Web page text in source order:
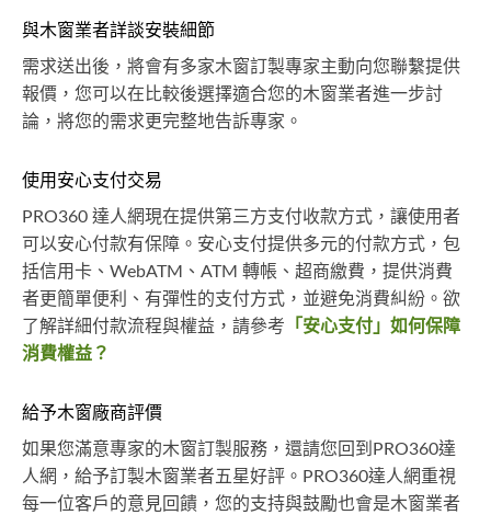
與木窗業者詳談安裝細節
需求送出後，將會有多家木窗訂製專家主動向您聯繫提供
報價，您可以在比較後選擇適合您的木窗業者進一步討
論，將您的需求更完整地告訴專家。
使用安心支付交易
PRO360 達人網現在提供第三方支付收款方式，讓使用者
可以安心付款有保障。安心支付提供多元的付款方式，包
括信用卡、WebATM、ATM 轉帳、超商繳費，提供消費
者更簡單便利、有彈性的支付方式，並避免消費糾紛。欲
了解詳細付款流程與權益，請參考 「安心支付」如何保障
消費權益？
給予木窗廠商評價
如果您滿意專家的木窗訂製服務，還請您回到PRO360達
人網，給予訂製木窗業者五星好評。PRO360達人網重視
每一位客戶的意見回饋，您的支持與鼓勵也會是木窗業者